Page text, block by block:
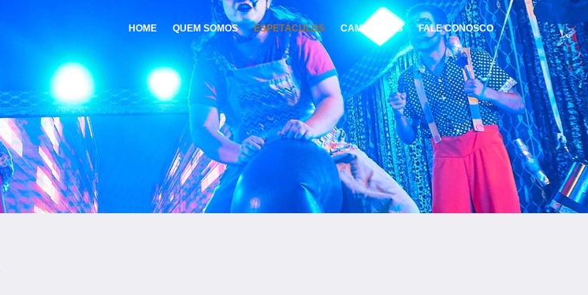
HOME QUEM SOMOS ESPETÁCULOS CAMPANHAS FALE CONOSCO